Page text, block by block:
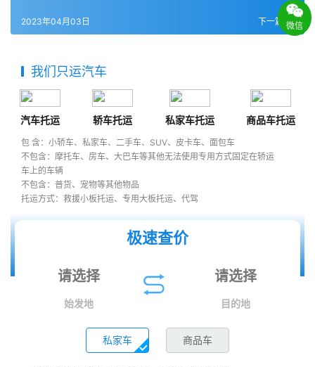
下一篇
2023年04月03日
我们只运汽车
汽车托运 轿车托运 私家车托运 商品车托运
包 含：小轿车、私家车、二手车、SUV、皮卡车、面包车
不包含：摩托车、房车、大巴车等其他无法使用专用方式固定在轿运
车上的车辆
不包含：普货、宠物等其他物品
托运方式：救援小板托运、专用大板托运、代驾
极速查价
始发地 目的地
私家车 商品车
微信